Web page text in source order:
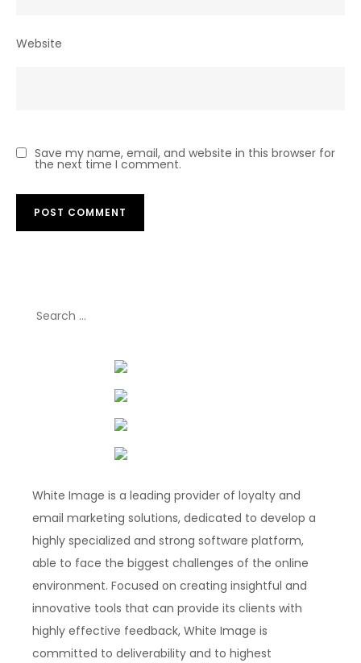
Website
Save my name, email, and website in this browser for
the next time I comment.
White Image is a leading provider of loyalty and
email marketing solutions, dedicated to develop a
highly specialized and strong software platform,
able to face the biggest challenges of the online
environment. Focused on creating insightful and
innovative tools that can provide its clients with
highly effective feedback, White Image is
committed to deliverability and to highest